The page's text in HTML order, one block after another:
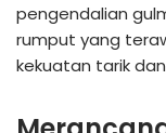
pengendalian
rumput yang
kekuatan tarik